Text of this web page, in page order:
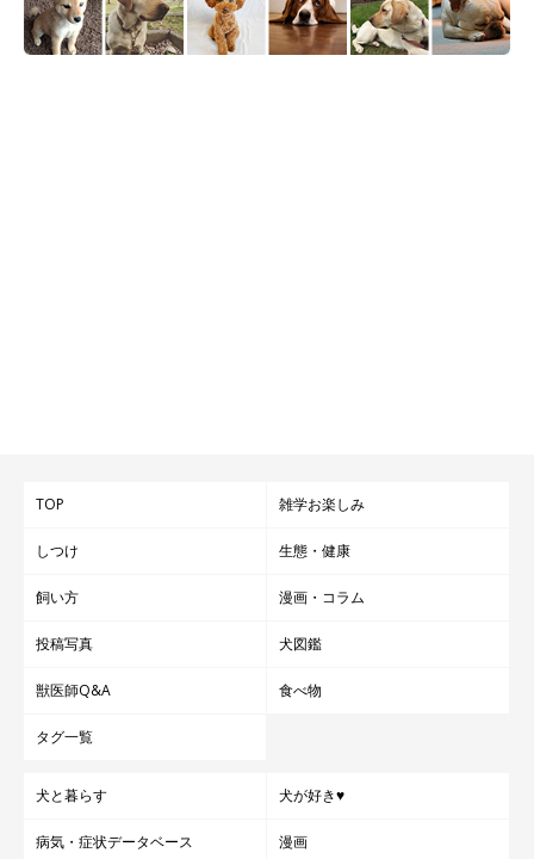
TOP 雑学お楽しみ
しつけ 生態・健康
飼い方 漫画・コラム
投稿写真 犬図鑑
獣医師Q&A 食べ物
タグ一覧
犬と暮らす 犬が好き♥
病気・症状データベース 漫画